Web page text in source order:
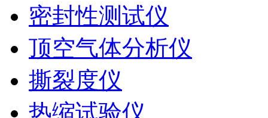
密封性测试仪
顶空气体分析仪
撕裂度仪
热缩试验仪